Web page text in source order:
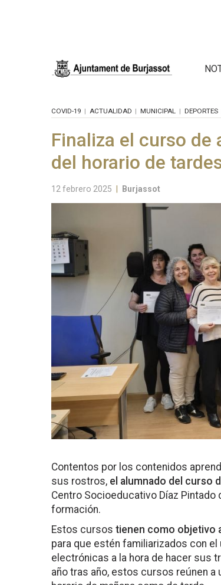
COVID-19 ACTUALIDAD MUNICIPAL DEPORTES
Finaliza el curso
del horario de
12 febrero 2025 Burjassot
Contentos por los contenidos
sus rostros, el alumnado del curso
Centro Socioeducativo Díaz Pintado
formación.
Estos cursos tienen como objetivo
para que estén familiarizados con
electrónicas a la hora de hacer sus
año tras año, estos cursos reúnen a